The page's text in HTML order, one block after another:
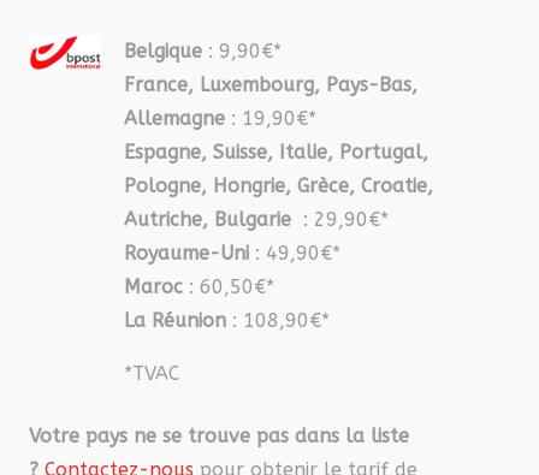
Belgique : 9,90€*
France, Luxembourg, Pays-Bas,
Allemagne : 19,90€*
Espagne, Suisse, Italie, Portugal,
Pologne, Hongrie, Grèce, Croatie,
Autriche, Bulgarie : 29,90€*
Royaume-Uni : 49,90€*
Maroc : 60,50€*
La Réunion : 108,90€*
*TVAC
Votre pays ne se trouve pas dans la liste
? Contactez-nous pour obtenir le tarif de